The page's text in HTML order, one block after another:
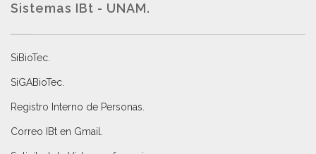
Sistemas IBt - UNAM.
SiBioTec
SiGABioTec.
Registro Interno de Personas
Correo IBt en Gmail